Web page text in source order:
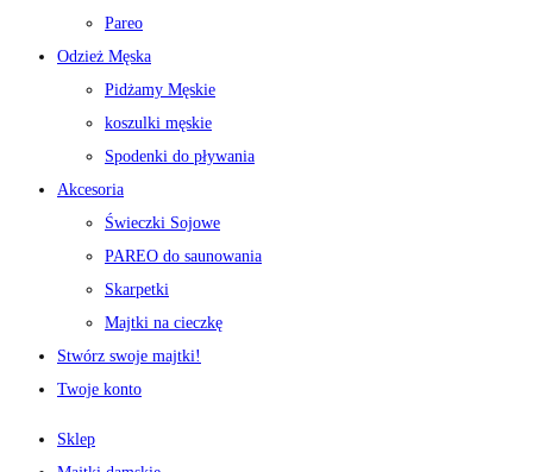
Pareo
Odzież Męska
Pidżamy Męskie
koszulki męskie
Spodenki do pływania
Akcesoria
Świeczki Sojowe
PAREO do saunowania
Skarpetki
Majtki na cieczkę
Stwórz swoje majtki!
Twoje konto
Sklep